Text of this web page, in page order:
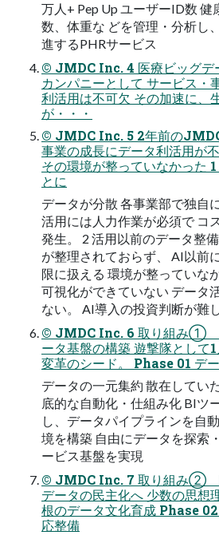
万人+ Pep Up ユーザーID数
数、体重な どを管理・分析し
進するPHRサービス
© JMDC Inc. 4 医療ビッグデ
カンパニーとして サービス・
利活用は不可欠 その加速に、
が・・・
© JMDC Inc. 5 2年前の
事業の成長にデータ利活用が
その環境が整っていなかった
とに
データが分散 各事業部で独自
活用には人力作業が必須で コ
発生。 2 活用以前のデータ整
が整理されておらず、 AI以前
限に扱える 環境が整っていな
可視化ができていない データ
ない。 AI導入の投資判断が難
© JMDC Inc. 6 取り組み①
ータ基盤の構築 遊撃隊として
変革のシード。 Phase 01 デ
データの一元集約 散在してい
底的な自動化・仕組み化 BIツ
し、データパイプラインを自
境を構築 自由にデータを探索
ービス基盤を実現
© JMDC Inc. 7 取り組み②
データの民主化へ 少数の思想
根のデータ文化育成 Phase
応整備